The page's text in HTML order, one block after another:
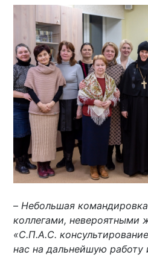
– Небольшая
коллегами, невероятными
«С.П.А.С.
нас на дальнейшую работу